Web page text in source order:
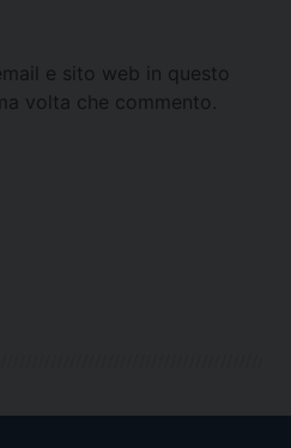
e sito web in questo
volta che commento.